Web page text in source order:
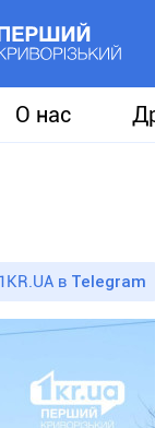
О нас
1KR.UA в Telegram